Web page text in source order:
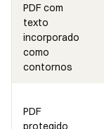
PDF com
texto
incorporado
como
contornos
PDF
protegido